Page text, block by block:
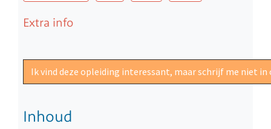
Extra info
Ik vind deze opleiding interessant, maar schrijf me niet
Inhoud